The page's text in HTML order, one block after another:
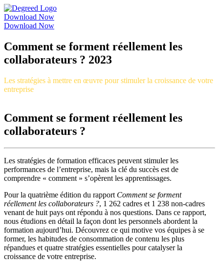
Download Now
Download Now
Comment se forment réellement les
collaborateurs ? 2023
Les stratégies à mettre en œuvre pour stimuler la croissance de votre
entreprise
Comment se forment réellement les
collaborateurs ?
Les stratégies de formation efficaces peuvent stimuler les
performances de l’entreprise, mais la clé du succès est de
comprendre « comment » s’opèrent les apprentissages.
Pour la quatrième édition du rapport Comment se forment
réellement les collaborateurs ?, 1 262 cadres et 1 238 non-cadres
venant de huit pays ont répondu à nos questions. Dans ce rapport,
nous étudions en détail la façon dont les personnels abordent la
formation aujourd’hui. Découvrez ce qui motive vos équipes à se
former, les habitudes de consommation de contenu les plus
répandues et quatre stratégies essentielles pour catalyser la
croissance de votre entreprise.